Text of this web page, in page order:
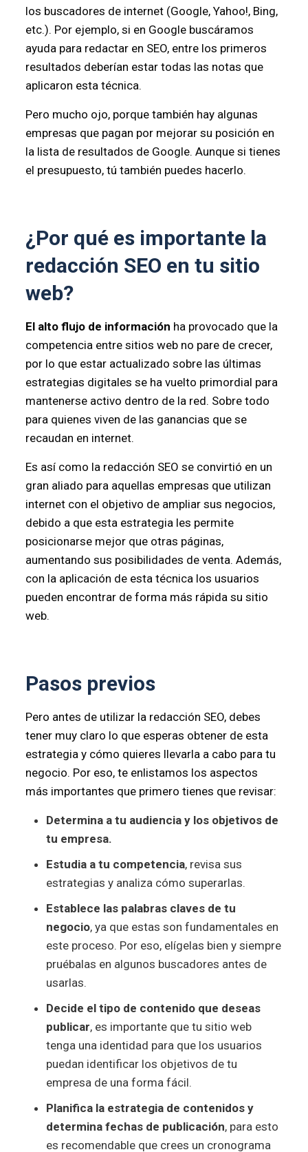
los buscadores de internet (Google, Yahoo!, Bing,
etc.). Por ejemplo, si en Google buscáramos
ayuda para redactar en SEO, entre los primeros
resultados deberían estar todas las notas que
aplicaron esta técnica.
Pero mucho ojo, porque también hay algunas
empresas que pagan por mejorar su posición en
la lista de resultados de Google. Aunque si tienes
el presupuesto, tú también puedes hacerlo.
¿Por qué es importante la
redacción SEO en tu sitio
web?
El alto flujo de información ha provocado que la
competencia entre sitios web no pare de crecer,
por lo que estar actualizado sobre las últimas
estrategias digitales se ha vuelto primordial para
mantenerse activo dentro de la red. Sobre todo
para quienes viven de las ganancias que se
recaudan en internet.
Es así como la redacción SEO se convirtió en un
gran aliado para aquellas empresas que utilizan
internet con el objetivo de ampliar sus negocios,
debido a que esta estrategia les permite
posicionarse mejor que otras páginas,
aumentando sus posibilidades de venta. Además,
con la aplicación de esta técnica los usuarios
pueden encontrar de forma más rápida su sitio
web.
Pasos previos
Pero antes de utilizar la redacción SEO, debes
tener muy claro lo que esperas obtener de esta
estrategia y cómo quieres llevarla a cabo para tu
negocio. Por eso, te enlistamos los aspectos
más importantes que primero tienes que revisar:
Determina a tu audiencia y los objetivos de
tu empresa.
Estudia a tu competencia, revisa sus
estrategias y analiza cómo superarlas.
Establece las palabras claves de tu
negocio, ya que estas son fundamentales en
este proceso. Por eso, elígelas bien y siempre
pruébalas en algunos buscadores antes de
usarlas.
Decide el tipo de contenido que deseas
publicar, es importante que tu sitio web
tenga una identidad para que los usuarios
puedan identificar los objetivos de tu
empresa de una forma fácil.
Planifica la estrategia de contenidos y
determina fechas de publicación, para esto
es recomendable que crees un cronograma